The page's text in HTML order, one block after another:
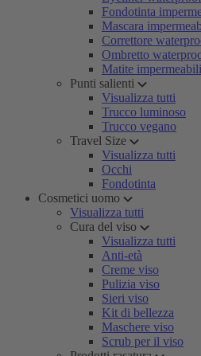
Fondotinta
Mascara
Correttore
Ombretto
Matite
Punti salienti
Visualizza tutti
Trucco luminoso
Trucco vegano
Travel Size
Visualizza tutti
Occhi
Fondotinta
Cosmetici uomo
Visualizza tutti
Cura del viso
Visualizza tutti
Anti-età
Creme viso
Pulizia viso
Sieri viso
Kit di bellezza
Maschere viso
Scrub per il viso